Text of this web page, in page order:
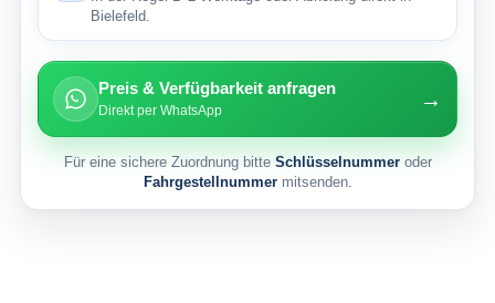
Bielefeld.
Preis & Verfügbarkeit anfragen
Direkt per WhatsApp →
Für eine sichere Zuordnung bitte Schlüsselnummeroder
Fahrgestellnummermitsenden.